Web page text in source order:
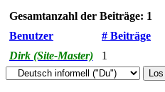
Gesamtanzahl der Beiträge: 1
Benutzer
# Beiträge
Dirk (Site-Master)
1